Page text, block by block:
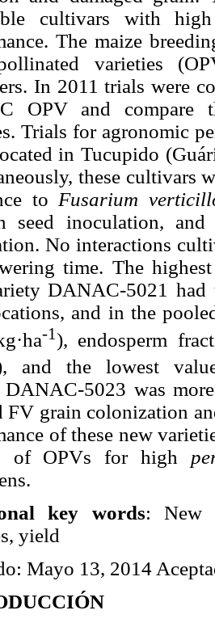
cultivars with
The maize
varieties
In 2011 trials were
OPV and compare
Trials for agronomic
in Tucupido
these cultivars
to Fusarium
seed inoculation,
No interactions
time. The
DANAC-5021 had
and in the
-1), endosperm
and the lowest
5023 was
FV grain colonization
of these new
of OPVs for high
key words: New
yield
Mayo 13, 2014